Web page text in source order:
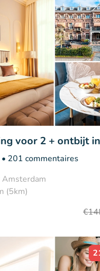
voor 2 + ontbijt
• 201 commentaires
Amsterdam
(5km)